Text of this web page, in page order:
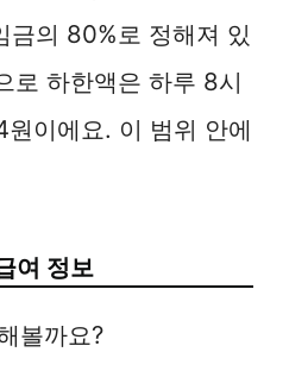
금의 80%로 정해져 있
로 하한액은 하루 8시
이에요. 이 범위 안에
여 정보
볼까요?